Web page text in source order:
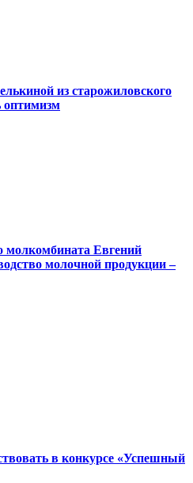
из старожиловского
оптимизм
молкомбината Евгений
молочной продукции –
в конкурсе «Успешный